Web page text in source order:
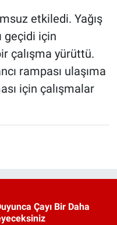
etkiledi. Yağış
geçidi için
çalışma yürüttü.
rampası ulaşıma
için çalışmalar
Çayı Bir Daha